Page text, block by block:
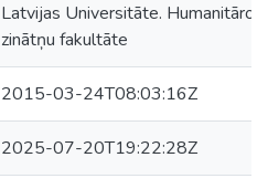
Latvijas Universitāte. Humanitāro
zinātņu fakultāte
2015-03-24T08:03:16Z
2025-07-20T19:22:28Z